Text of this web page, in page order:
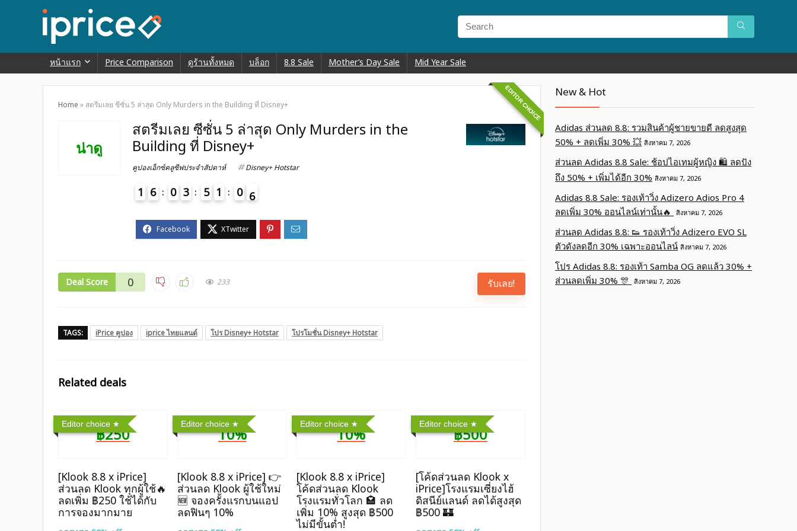
หน้าแรก Price Comparison ดูร้านทั้งหมด บล็อก 8.8 Sale Mother’s Day Sale Mid Year Sale
Home » สตรีมเลย ซีซั่น 5 ล่าสุด Only Murders in the Building ที่ Disney+ EDITOR CHOICE
น่าดู
สตรีมเลย ซีซั่น 5 ล่าสุด Only Murders in the
Building ที่ Disney+
คูปองเอ็กซ์คลูซีฟประจำสัปดาห์ Disney+ Hotstar
1 6 0 3 5 1 0 5
6
Deal Score 0 233 รับเลย!
TAGS: iPrice คูปอง iprice ไทยแลนด์ โปร Disney+ Hotstar โปรโมชั่น Disney+ Hotstar
Related deals
Editor choice
฿250
[Klook 8.8 x iPrice]
ส่วนลด Klook ทุกผู้ใช้🔥
ลดเพิ่ม ฿250 ใช้ได้กับ
การจองมากมาย
Editor choice
10%
[Klook 8.8 x iPrice] 👉
ส่วนลด Klook ผู้ใช้ใหม่
🆕 จองครั้งแรกบนแอป
ลดฟินๆ 10%
Editor choice
10%
[Klook 8.8 x iPrice]
โค้ดส่วนลด Klook
โรงแรมทั่วโลก 🏩 ลด
เพิ่ม 10% สูงสุด ฿500
ไม่มีขั้นต่ำ!
Editor choice
฿500
[โค้ดส่วนลด Klook x
iPrice]โรงแรมเซี่ยงไฮ้
ดิสนีย์แลนด์ ลดได้สูงสุด
฿500 🏰
New & Hot
Adidas ส่วนลด 8.8: รวมสินค้าผู้ชายขายดี ลดสูงสุด
50% + ลดเพิ่ม 30% 💥 สิงหาคม 7, 2026
ส่วนลด Adidas 8.8 Sale: ช้อปไอเทมผู้หญิง 🛍️ ลดปัง
ถึง 50% + เพิ่มได้อีก 30% สิงหาคม 7, 2026
Adidas 8.8 Sale: รองเท้าวิ่ง Adizero Adios Pro 4
ลดเพิ่ม 30% ออนไลน์เท่านั้น🔥
สิงหาคม 7, 2026
ส่วนลด Adidas 8.8: 👟 รองเท้าวิ่ง Adizero EVO SL
ตัวดังลดอีก 30% เฉพาะออนไลน์ สิงหาคม 7, 2026
โปร Adidas 8.8: รองเท้า Samba OG ลดแล้ว 30% +
ส่วนลดเพิ่ม 30% 🎊 สิงหาคม 7, 2026